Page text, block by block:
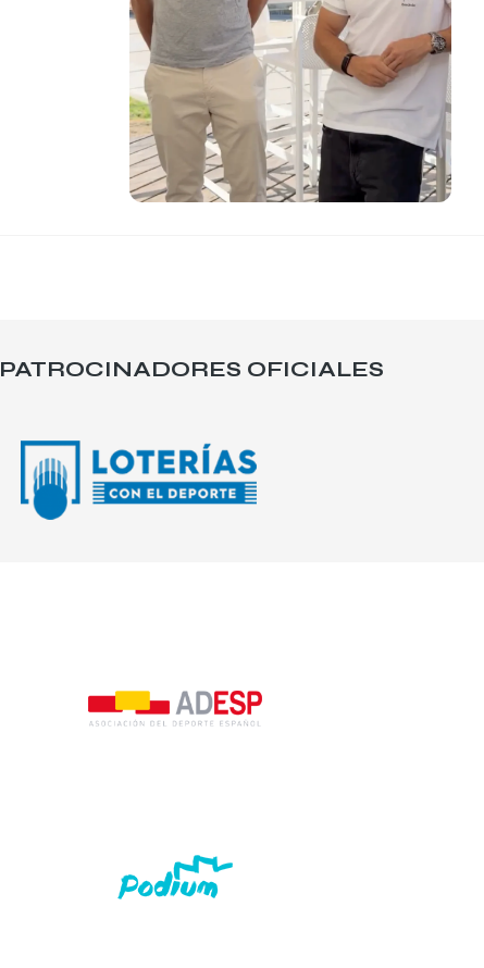
PATROCINADORES OFICIALES